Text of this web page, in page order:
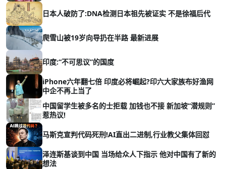
日本人破防了:DNA检测日本祖先被证实 不是徐福后代
爬雪山被19岁向导扔在半路 最新进展
印度:“不可思议”的国度
iPhone六年翻七倍 印度必将崛起?印六大家族布好渔网
中企不再上当了
中国留学生被多名的士拒载 加钱也不接 新加坡“潜规则”
惹热议!
马斯克宣判代码死刑!AI直出二进制,行业教父集体回怼
泽连斯基谈到中国 当场给众人下指示 他对中国有了新的
想法